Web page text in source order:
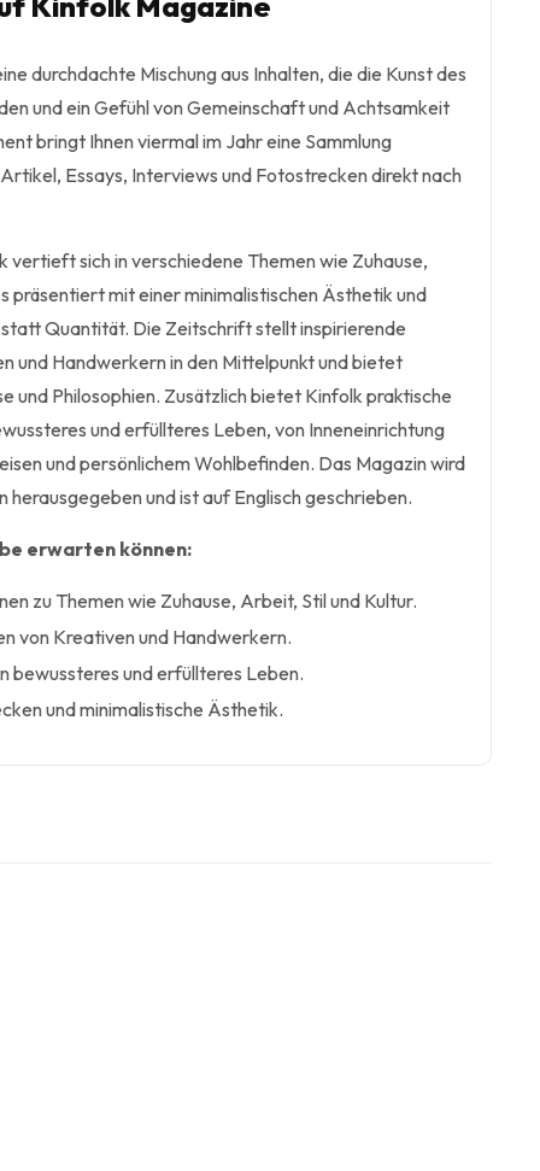
durchdachte Mischung aus Inhalten, die die Kunst des
und ein Gefühl von Gemeinschaft und Achtsamkeit
bringt Ihnen viermal im Jahr eine Sammlung
Essays, Interviews und Fotostrecken direkt nach
vertieft sich in verschiedene Themen wie Zuhause,
präsentiert mit einer minimalistischen Ästhetik und
Quantität. Die Zeitschrift stellt inspirierende
und Handwerkern in den Mittelpunkt und bietet
und Philosophien. Zusätzlich bietet Kinfolk praktische
und erfüllteres Leben, von Inneneinrichtung
und persönlichem Wohlbefinden. Das Magazin wird
herausgegeben und ist auf Englisch geschrieben.
erwarten können:
zu Themen wie Zuhause, Arbeit, Stil und Kultur.
von Kreativen und Handwerkern.
bewussteres und erfüllteres Leben.
und minimalistische Ästhetik.